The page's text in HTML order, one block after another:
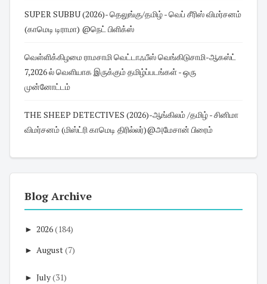
SUPER SUBBU (2026)- தெலுங்கு/தமிழ் - வெப் சீரிஸ் விமர்சனம்
(காமெடி டிராமா) @நெட் பிளிக்ஸ்
வெள்ளிக்கிழமை ராமசாமி வெட்டாஃபீஸ் வெங்கிடுசாமி-ஆகஸ்ட்
7,2026 ல் வெளியாக இருக்கும் தமிழ்ப்படங்கள் - ஒரு
முன்னோட்டம்
THE SHEEP DETECTIVES (2026)-ஆங்கிலம் /தமிழ் - சினிமா
விமர்சனம் (மிஸ்ட்ரி காமெடி திரில்லர்)@அமேசான் பிரைம்
Blog Archive
► 2026(184)
► August(7)
► July(31)